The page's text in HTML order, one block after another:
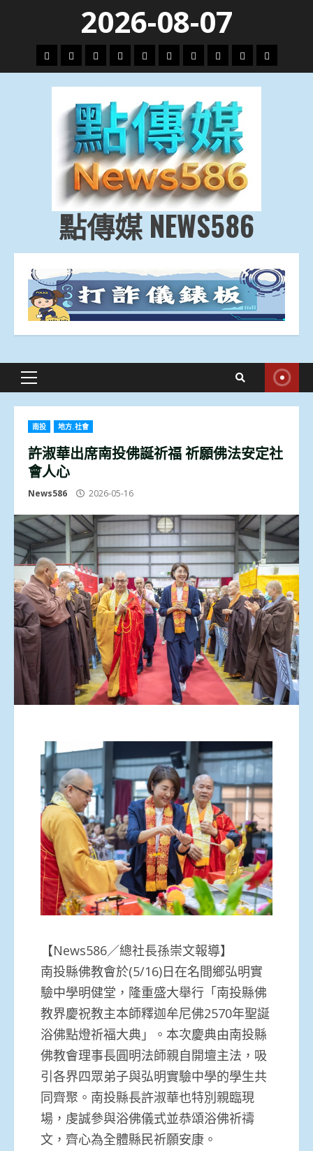
content
2026-08-07
頭
條
財
經
地
方.
會
文
教.
技
專
題
娛
樂
劇
政
治
國
際
運
動
生
活
點傳媒 NEWS586
Primary
南投 地方.社會
許淑華出席南投佛誕祈福 祈願佛法安定社
會人心
News586 2026-05-16
【News586／總社長孫崇文報導】
南投縣佛教會於(5/16)日在名間鄉弘明實
驗中學明健堂，隆重盛大舉行「南投縣佛
教界慶祝教主本師釋迦牟尼佛2570年聖誕
浴佛點燈祈福大典」。本次慶典由南投縣
佛教會理事長圓明法師親自開壇主法，吸
引各界四眾弟子與弘明實驗中學的學生共
同齊聚。南投縣長許淑華也特別親臨現
場，虔誠參與浴佛儀式並恭頌浴佛祈禱
文，齊心為全體縣民祈願安康。